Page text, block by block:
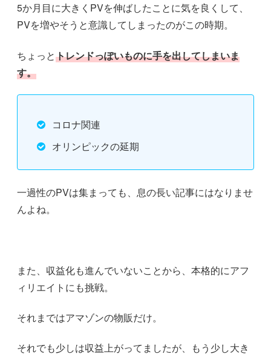
5か月目に大きくPVを伸ばしたことに気を良くして、
PVを増やそうと意識してしまったのがこの時期。
ちょっとトレンドっぽいものに手を出してしまいま
す。
コロナ関連
オリンピックの延期
一過性のPVは集まっても、息の長い記事にはなりませ
んよね。
また、収益化も進んでいないことから、本格的にアフ
ィリエイトにも挑戦。
それまではアマゾンの物販だけ。
それでも少しは収益上がってましたが、もう少し大き